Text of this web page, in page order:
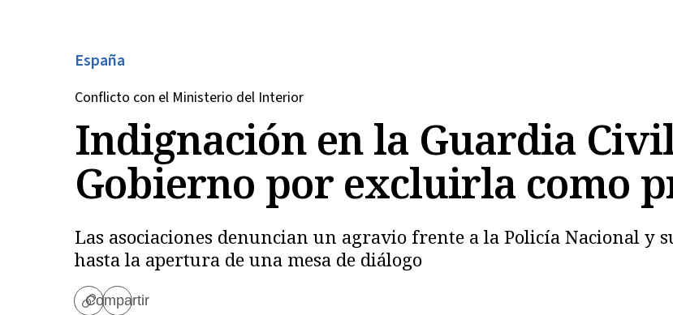
España
Conflicto con el Ministerio del Interior
Indignación en la Guardia
Gobierno por excluirla como
Las asociaciones denuncian un agravio frente a la Policía Nacional y
hasta la apertura de una mesa de diálogo
Copiar
Compartir
Copiar